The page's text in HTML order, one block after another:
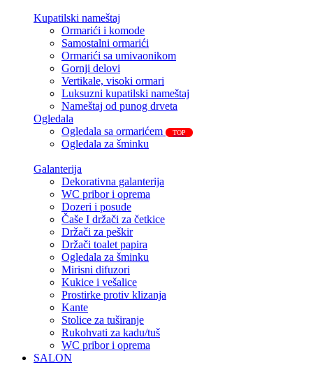
Kupatilski nameštaj
Ormarići i komode
Samostalni ormarići
Ormarići sa umivaonikom
Gornji delovi
Vertikale, visoki ormari
Luksuzni kupatilski nameštaj
Nameštaj od punog drveta
Ogledala
Ogledala sa ormarićem
TOP
Ogledala za šminku
Galanterija
Dekorativna galanterija
WC pribor i oprema
Dozeri i posude
Čaše I držači za četkice
Držači za peškir
Držači toalet papira
Ogledala za šminku
Mirisni difuzori
Kukice i vešalice
Prostirke protiv klizanja
Kante
Stolice za tuširanje
Rukohvati za kadu/tuš
WC pribor i oprema
SALON